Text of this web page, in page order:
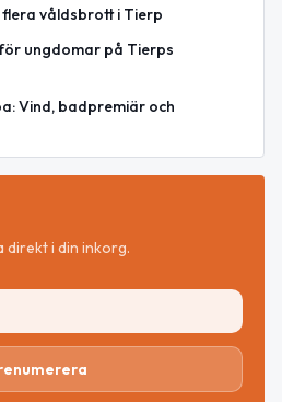
våldsbrott i Tierp
ungdomar på Tierps
Vind, badpremiär och
direkt i din inkorg.